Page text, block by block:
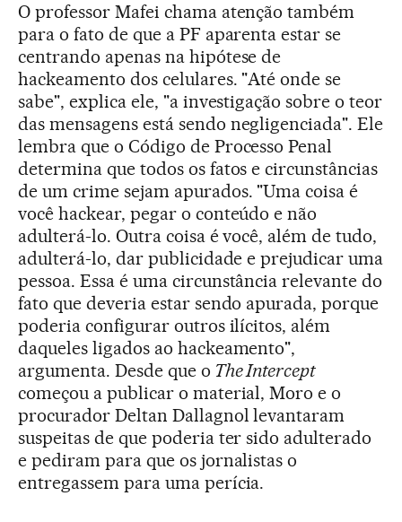
O professor Mafei chama atenção também
para o fato de que a PF aparenta estar se
centrando apenas na hipótese de
hackeamento dos celulares. "Até onde se
sabe", explica ele, "a investigação sobre o teor
das mensagens está sendo negligenciada". Ele
lembra que o Código de Processo Penal
determina que todos os fatos e circunstâncias
de um crime sejam apurados. "Uma coisa é
você hackear, pegar o conteúdo e não
adulterá-lo. Outra coisa é você, além de tudo,
adulterá-lo, dar publicidade e prejudicar uma
pessoa. Essa é uma circunstância relevante do
fato que deveria estar sendo apurada, porque
poderia configurar outros ilícitos, além
daqueles ligados ao hackeamento",
argumenta. Desde que o The Intercept
começou a publicar o material, Moro e o
procurador Deltan Dallagnol levantaram
suspeitas de que poderia ter sido adulterado
e pediram para que os jornalistas o
entregassem para uma perícia.